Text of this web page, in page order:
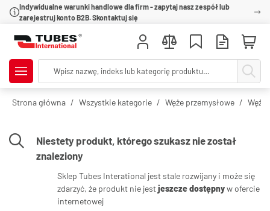
Indywidualne warunki handlowe dla firm - zapytaj nasz zespół lub
zarejestruj konto B2B. Skontaktuj się
Strona główna Wszystkie kategorie Węże przemysłowe
Niestety produkt, którego szukasz nie został
znaleziony
Sklep Tubes Interational jest stale rozwijany i może się
zdarzyć, że produkt nie jestjeszcze dostępnyw ofercie
internetowej